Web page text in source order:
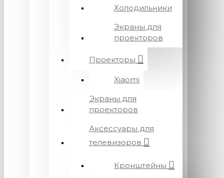
Холодильники
Экраны для
проекторов
Проекторы
Xiaomi
Экраны для
проекторов
Аксессуары для
телевизоров
Кронштейны